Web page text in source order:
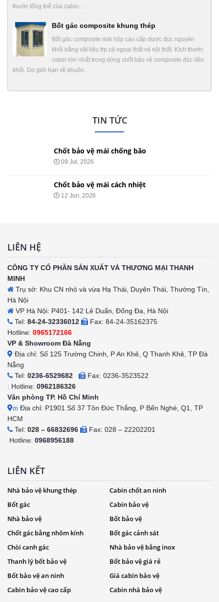
thước tổng thể của cabin…
Bốt gác composite khung thép
Bốt gác composite mái hộp cao cấp được đúc nguyên
khối bằng vật liệu frp cả ngoại thất và nội thất. Kích thước
cabin lớn nhất trong dòng chốt bảo vệ composite đúc liền
khối. Do giới hạn về khuôn…
TIN TỨC
Chốt bảo vệ mái chống bão
09 Jul, 2026
Chốt bảo vệ mái cách nhiệt
12 Jun, 2026
LIÊN HỆ
CÔNG TY CỔ PHẦN SẢN XUẤT VÀ THƯƠNG MẠI THANH
MINH
Trụ sở: Khu CN nhỏ và vừa Hạ Thái, Duyên Thái, Thường Tín,
Hà Nội
VP Hà Nội: P401- 142 Lê Duẩn, Đống Đa, Hà Nội
Tel: 84-24-32336012
Fax: 84-24-35162375
Hotline: 0965172166
VP & Showroom Đà Nẵng
Địa chỉ: Số 125 Trường Chinh, P An Khê, Q Thanh Khê, TP Đà
Nẵng
Tel: 0236-6529682
Fax: 0236-3523522
: Hotline: 0962186326
Văn phòng TP. Hồ Chí Minh
m Địa chỉ: P1901 Số 37 Tôn Đức Thắng, P Bến Nghé, Q1, TP
HCM
Tel: 028 – 66832696
Fax: 028 – 22202201
Hotline: 0968956188
LIÊN KẾT
Nhà bảo vệ khung thép
Cabin chốt an ninh
Bốt gác
Cabin bảo vệ
Nhà bảo vệ
Bốt bảo vệ
Chốt gác bằng nhôm kính
Bốt gác cảnh sát
Chòi canh gác
Nhà bảo vệ bằng inox
Thanh lý bốt bảo vệ
Bốt bảo vệ giá rẻ
Bốt bảo vệ an ninh
Giá cabin bảo vệ
Cabin bảo vệ cao cấp
Cabin nhà bảo vệ